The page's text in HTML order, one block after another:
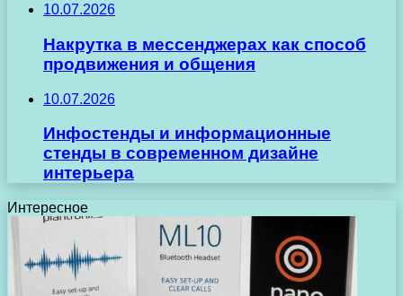
10.07.2026
Накрутка в мессенджерах как способ
продвижения и общения
10.07.2026
Инфостенды и информационные
стенды в современном дизайне
интерьера
Интересное